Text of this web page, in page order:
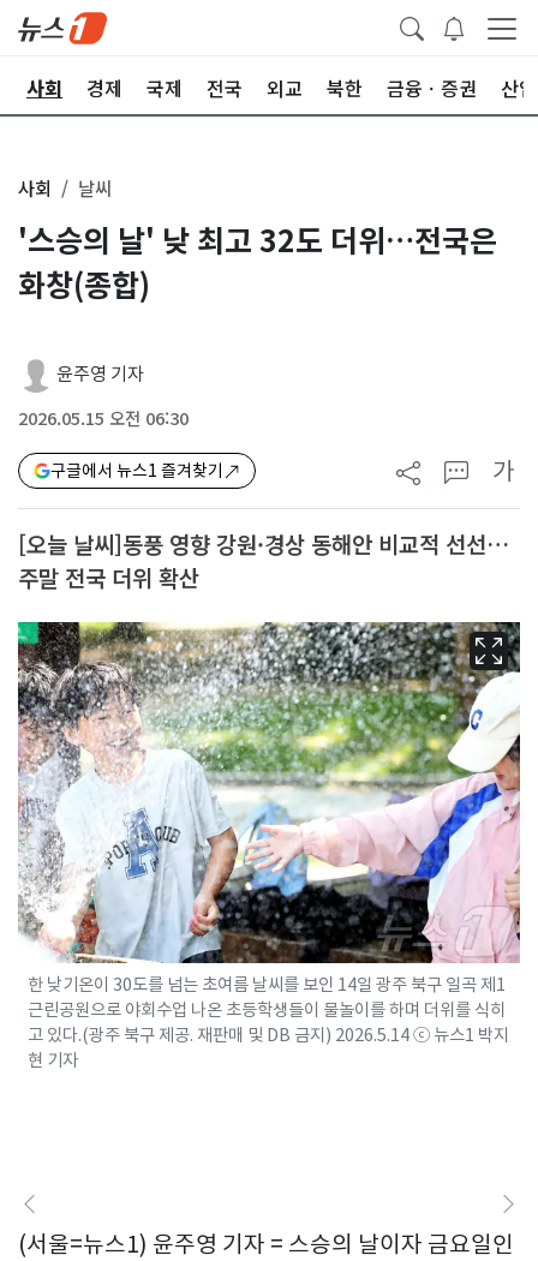
사회 경제 국제 전국 외교 북한 금융ㆍ증권 산업
사회 날씨
'스승의 날' 낮 최고 32도 더위…전국은
화창(종합)
윤주영 기자
2026.05.15 오전 06:30
구글에서 뉴스1 즐겨찾기 가
[오늘 날씨]동풍 영향 강원·경상 동해안 비교적 선선…
주말 전국 더위 확산
한 낮기온이 30도를 넘는 초여름 날씨를 보인 14일 광주 북구 일곡 제1
근린공원으로 야회수업 나온 초등학생들이 물놀이를 하며 더위를 식히
고 있다.(광주 북구 제공. 재판매 및 DB 금지) 2026.5.14 ⓒ 뉴스1 박지
현 기자
(서울=뉴스1) 윤주영 기자 = 스승의 날이자 금요일인